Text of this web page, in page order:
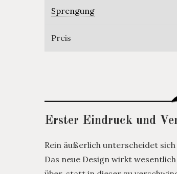
Sprengung
Preis
Erster Eindruck und
Rein äußerlich unterscheidet
Das neue Design wirkt